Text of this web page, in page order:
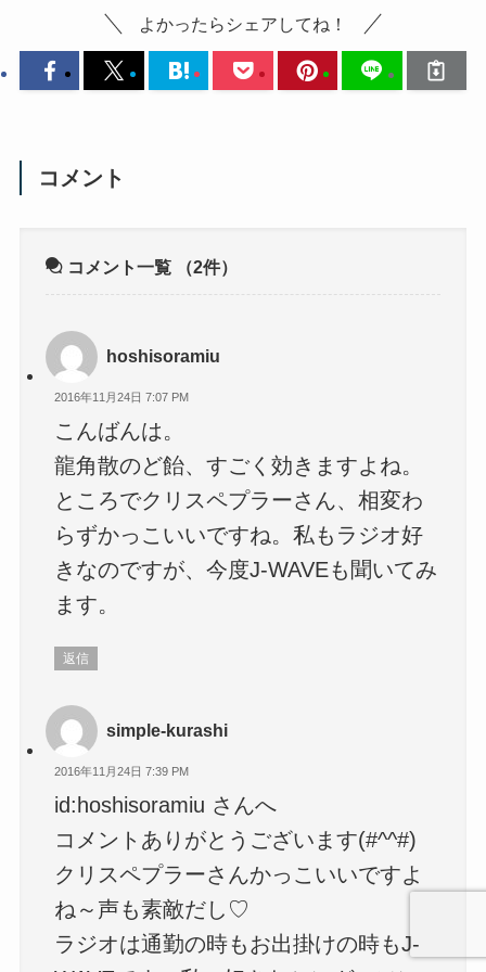
よかったらシェアしてね！
コメント
コメント一覧 （2件）
hoshisoramiu
2016年11月24日 7:07 PM
こんばんは。
龍角散のど飴、すごく効きますよね。
ところでクリスペプラーさん、相変わ
らずかっこいいですね。私もラジオ好
きなのですが、今度J-WAVEも聞いてみ
ます。
返信
simple-kurashi
2016年11月24日 7:39 PM
id:hoshisoramiu さんへ
コメントありがとうございます(#^^#)
クリスペプラーさんかっこいいですよ
ね～声も素敵だし♡
ラジオは通勤の時もお出掛けの時もJ-